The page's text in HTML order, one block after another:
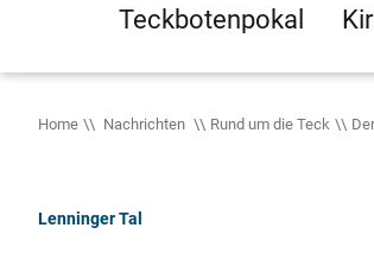
Teckbotenpokal
Home Nachrichten Rund um die Teck
Lenninger Tal